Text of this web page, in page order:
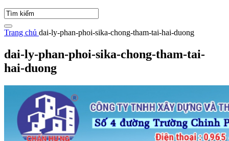
Trang chủ dai-ly-phan-phoi-sika-chong-tham-tai-hai-duong
dai-ly-phan-phoi-sika-chong-tham-tai-
hai-duong